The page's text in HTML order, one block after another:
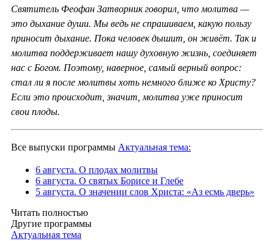
Святитель Феофан Затворник говорил, что молитва —
это дыхание души. Мы ведь не спрашиваем, какую пользу
приносит дыхание. Пока человек дышит, он живёт. Так и
молитва поддерживает нашу духовную жизнь, соединяет
нас с Богом. Поэтому, наверное, самый верный вопрос:
стал ли я после молитвы хоть немного ближе ко Христу?
Если это происходит, значит, молитва уже приносит
свои плоды.
Все выпуски программы Актуальная тема:
6 августа. О плодах молитвы
6 августа. О святых Борисе и Глебе
5 августа. О значении слов Христа: «Аз есмь дверь»
Читать полностью
Другие программы
Актуальная тема